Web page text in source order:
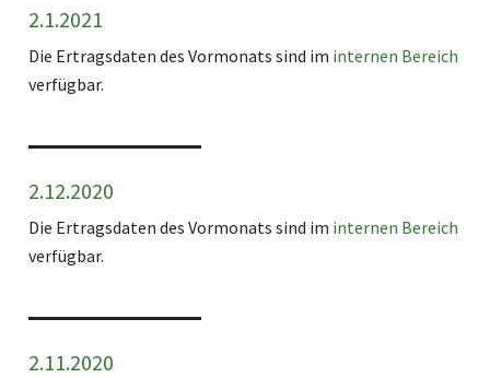
2.1.2021
Die Ertragsdaten des Vormonats sind im internen Bereich
verfügbar.
2.12.2020
Die Ertragsdaten des Vormonats sind im internen Bereich
verfügbar.
2.11.2020